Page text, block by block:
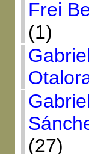
Frei
(1)
Gabriel
(27)